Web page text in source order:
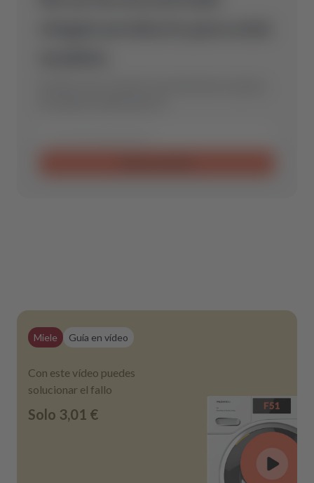
Miele Guía en vídeo
Con este vídeo puedes
solucionar el fallo
Solo 3,01 €